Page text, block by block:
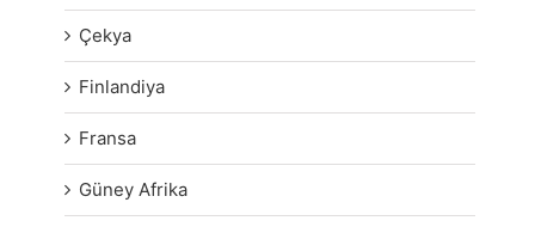
Çekya
Finlandiya
Fransa
Güney Afrika